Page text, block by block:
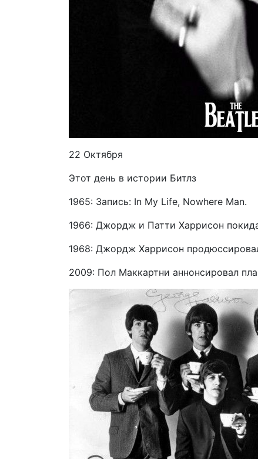
22 Октября
Этот день в истории Битлз
1965: Запись: In My Life, Nowhere Man.
1966: Джордж и Патти Харрисон
1968: Джордж Харрисон
2009: Пол Маккартни аннонсировал